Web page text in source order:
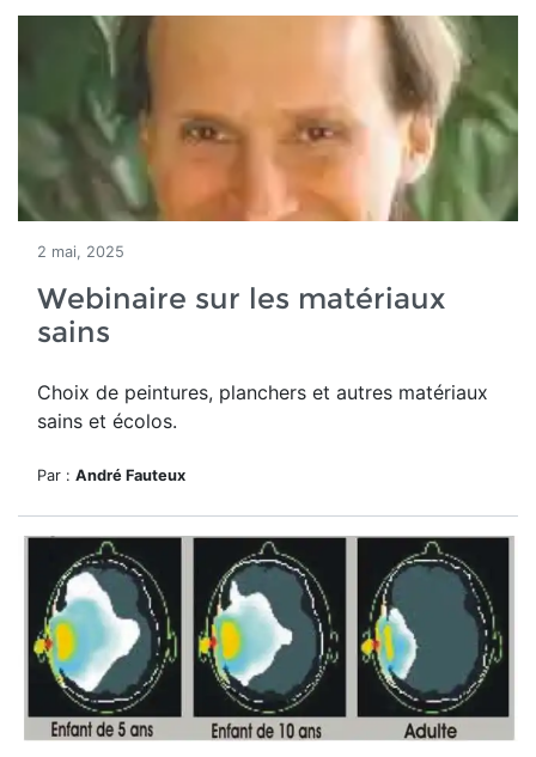
2 mai, 2025
Webinaire sur les matériaux
sains
Choix de peintures, planchers et autres matériaux
sains et écolos.
Par : André Fauteux